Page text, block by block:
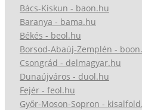
Bács-Kiskun - baon.hu
Baranya - bama.hu
Békés - beol.hu
Borsod-Abaúj-Zemplén -
Csongrád - delmagyar.hu
Dunaújváros - duol.hu
Fejér - feol.hu
Győr-Moson-Sopron -